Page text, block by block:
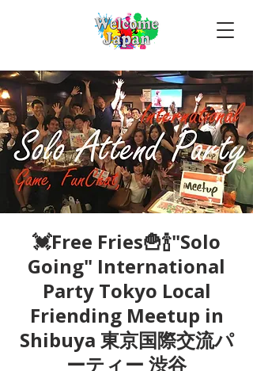
💓Free Fries🍟🍾"Solo
Going" International
Party Tokyo Local
Friending Meetup in
Shibuya 東京国際交流パ
ーティー 渋谷